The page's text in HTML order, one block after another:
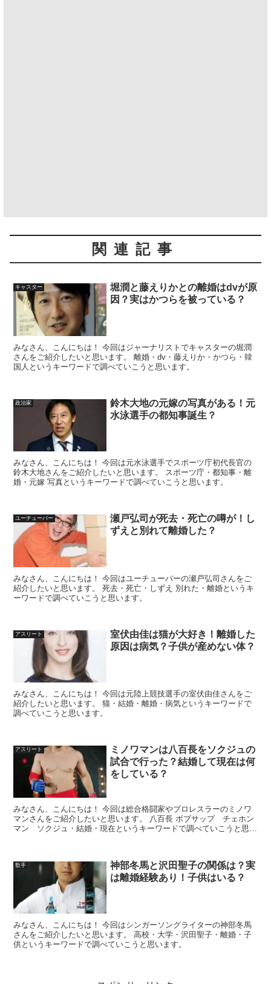
関連記事
キャスター
堀潤と藤えりかとの離婚はdvが原
因？実はかつらを被っている？
みなさん、こんにちは！ 今回はジャーナリストでキャスターの堀潤
さんをご紹介したいと思います。 離婚・dv・藤えりか・かつら・韓
国人というキーワードで調べていこうと思います。
政治家
鈴木大地の元嫁の写真がある！元
水泳選手の都知事誕生？
みなさん、こんにちは！ 今回は元水泳選手でスポーツ庁初代長官の
鈴木大地さんをご紹介したいと思います。 スポーツ庁・都知事・離
婚・元嫁 写真というキーワードで調べていこうと思います。
ユーチューバー
瀬戸弘司が死去・死亡の噂が！し
ずえと別れて離婚した？
みなさん、こんにちは！ 今回はユーチューバーの瀬戸弘司さんをご
紹介したいと思います。 死去・死亡・しずえ 別れた・離婚というキ
ーワードで調べていこうと思います。
アスリート
室伏由佳は猫が大好き！離婚した
原因は病気？子供が産めない体？
みなさん、こんにちは！ 今回は元陸上競技選手の室伏由佳さんをご
紹介したいと思います。 猫・結婚・離婚・病気というキーワードで
調べていこうと思います。
アスリート
ミノワマンは八百長をソクジュの
試合で行った？結婚して現在は何
をしている？
みなさん、こんにちは！ 今回は総合格闘家やプロレスラーのミノワ
マンさんをご紹介したいと思います。 八百長 ボブサップ チェホン
マン ソクジュ・結婚・現在というキーワードで調べていこうと思い
歌手
神部冬馬と沢田聖子の関係は？実
は離婚経験あり！子供はいる？
みなさん、こんにちは！ 今回はシンガーソングライターの神部冬馬
さんをご紹介したいと思います。 高校・大学・沢田聖子・離婚・子
供というキーワードで調べていこうと思います。